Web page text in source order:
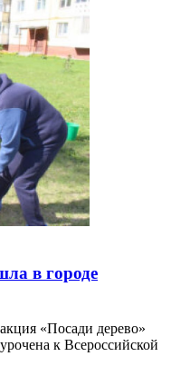
в городе
«Посади дерево»
к Всероссийской